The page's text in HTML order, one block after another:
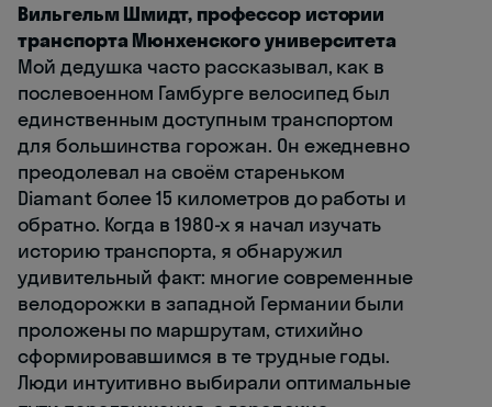
Вильгельм Шмидт, профессор истории
транспорта Мюнхенского университета
Мой дедушка часто рассказывал, как в
послевоенном Гамбурге велосипед был
единственным доступным транспортом
для большинства горожан. Он ежедневно
преодолевал на своём стареньком
Diamant более 15 километров до работы и
обратно. Когда в 1980-х я начал изучать
историю транспорта, я обнаружил
удивительный факт: многие современные
велодорожки в западной Германии были
проложены по маршрутам, стихийно
сформировавшимся в те трудные годы.
Люди интуитивно выбирали оптимальные